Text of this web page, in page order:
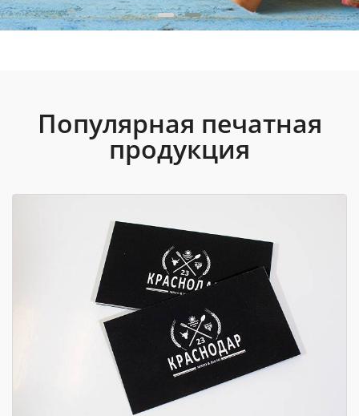
Популярная печатная
продукция